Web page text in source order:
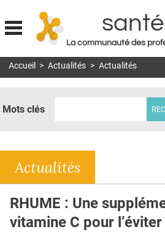
Jump to
La communauté des
MON COMPTE
DOSSIERS
RÉSEAUX
E-REVUE SAD
Accueil > Actualités > Actualités
Mots clés
Actualités
RHUME : Une
vitamine C pour l’éviter